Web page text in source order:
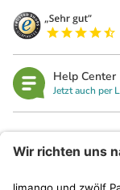
Help Center
Jetzt auch per